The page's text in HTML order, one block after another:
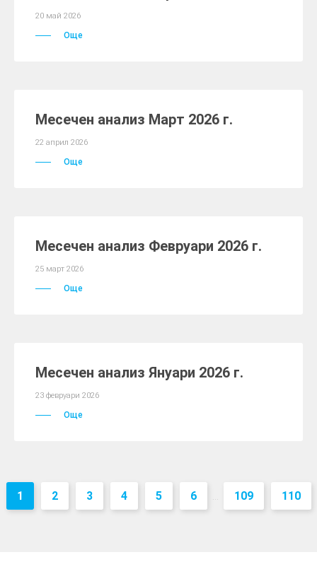
20 май 2026
Още
Месечен анализ Март 2026 г.
22 април 2026
Още
Месечен анализ Февруари 2026 г.
25 март 2026
Още
Месечен анализ Януари 2026 г.
23 февруари 2026
Още
1 2 3 4 5 6 ... 109 110